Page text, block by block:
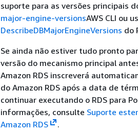
suporte para as versões principais
major-engine-versionsAWS CLI ou
DescribeDBMajorEngineVersions do
Se ainda não estiver tudo pronto
versão do mecanismo principal
Amazon RDS inscreverá
do Amazon RDS após a data de
continuar executando o RDS para
informações, consulte Suporte
Amazon RDS
.